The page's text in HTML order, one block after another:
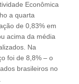
Econômica
a quarta
de 0,83% em
acima da média
Na
foi de 8,8% – o
brasileiros no